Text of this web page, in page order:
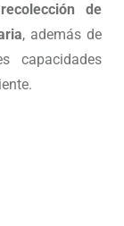
recolección de
, además de
capacidades